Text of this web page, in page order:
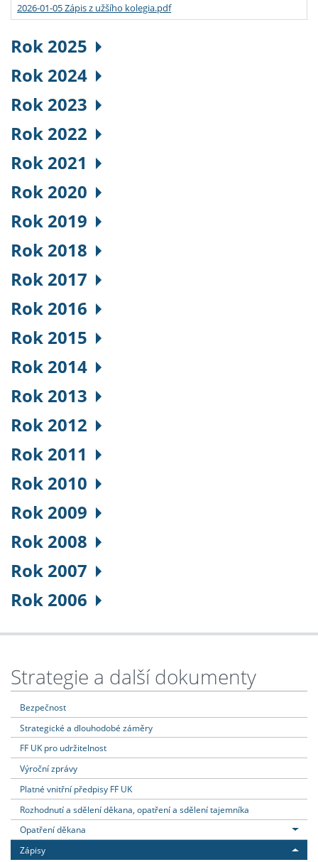
2026-01-05 Zápis z užšího kolegia.pdf
Rok 2025
Rok 2024
Rok 2023
Rok 2022
Rok 2021
Rok 2020
Rok 2019
Rok 2018
Rok 2017
Rok 2016
Rok 2015
Rok 2014
Rok 2013
Rok 2012
Rok 2011
Rok 2010
Rok 2009
Rok 2008
Rok 2007
Rok 2006
Strategie a další dokumenty
Bezpečnost
Strategické a dlouhodobé záměry
FF UK pro udržitelnost
Výroční zprávy
Platné vnitřní předpisy FF UK
Rozhodnutí a sdělení děkana, opatření a sdělení tajemníka
Opatření děkana
Zápisy